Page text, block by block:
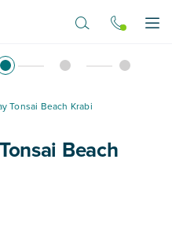
Tonsai Beach Krabi
Beach